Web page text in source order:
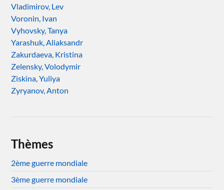
Vladimirov, Lev
Voronin, Ivan
Vyhovsky, Tanya
Yarashuk, Aliaksandr
Zakurdaeva, Kristina
Zelensky, Volodymir
Ziskina, Yuliya
Zyryanov, Anton
Thèmes
2ème guerre mondiale
3ème guerre mondiale